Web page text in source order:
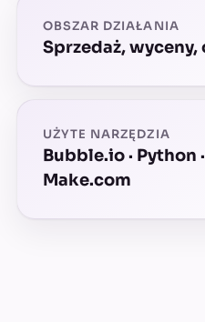
OBSZAR DZIAŁANIA
Sprzedaż, wyceny,
UŻYTE NARZĘDZIA
Bubble.io · Python
Make.com